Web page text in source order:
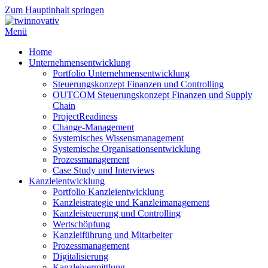
Zum Hauptinhalt springen
Menü
Home
Unternehmensentwicklung
Portfolio Unternehmensentwicklung
Steuerungskonzept Finanzen und Controlling
OUTCOM Steuerungskonzept Finanzen und Supply
Chain
ProjectReadiness
Change-Management
Systemisches Wissensmanagement
Systemische Organisationsentwicklung
Prozessmanagement
Case Study und Interviews
Kanzleientwicklung
Portfolio Kanzleientwicklung
Kanzleistrategie und Kanzleimanagement
Kanzleisteuerung und Controlling
Wertschöpfung
Kanzleiführung und Mitarbeiter
Prozessmanagement
Digitalisierung